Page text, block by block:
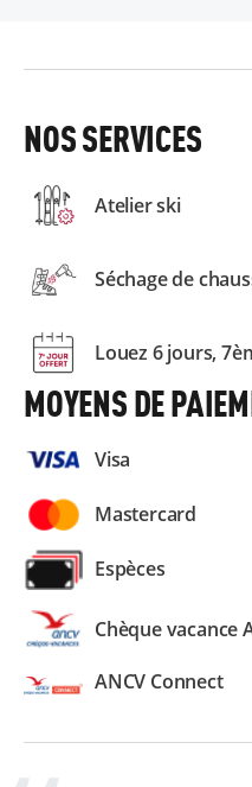
NOS SERVICES
Atelier ski
Séchage de
Louez 6 jours,
MOYENS DE
Visa
Mastercard
Espèces
Chèque vacance
ANCV Connect